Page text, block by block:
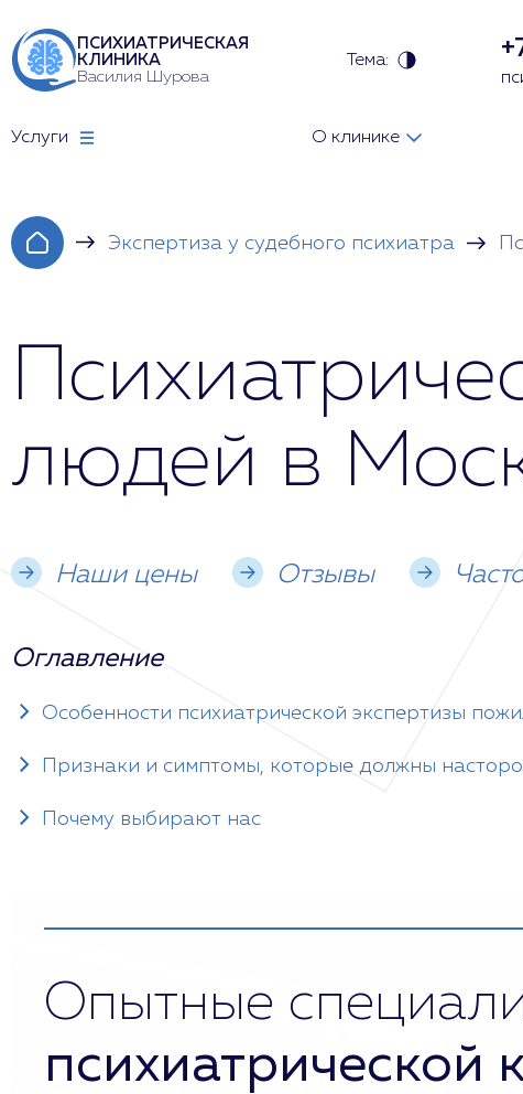
ПСИХИАТРИЧЕСКАЯ
КЛИНИКА
Василия Шурова
Тема:
Услуги О клинике
Экспертиза у судебного психиатра
людей в
Наши цены Отзывы
Оглавление
Особенности психиатрической экспертизы
Признаки и симптомы, которые должны
Почему выбирают нас
Опытные
психиатрической